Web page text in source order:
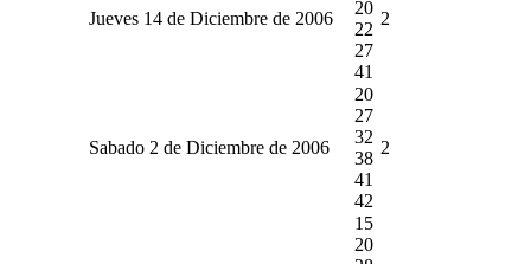
Jueves 14 de Diciembre de 2006
20
22
27
41
2
Sabado 2 de Diciembre de 2006
20
27
32
38
41
42
2
15
20